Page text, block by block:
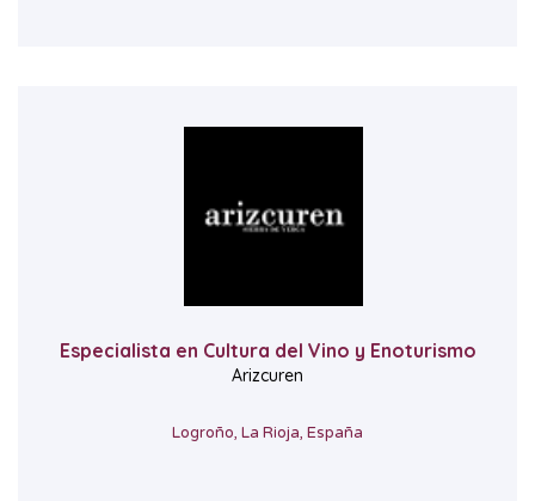
Especialista en Cultura del Vino y Enoturismo
Arizcuren
Logroño, La Rioja, España